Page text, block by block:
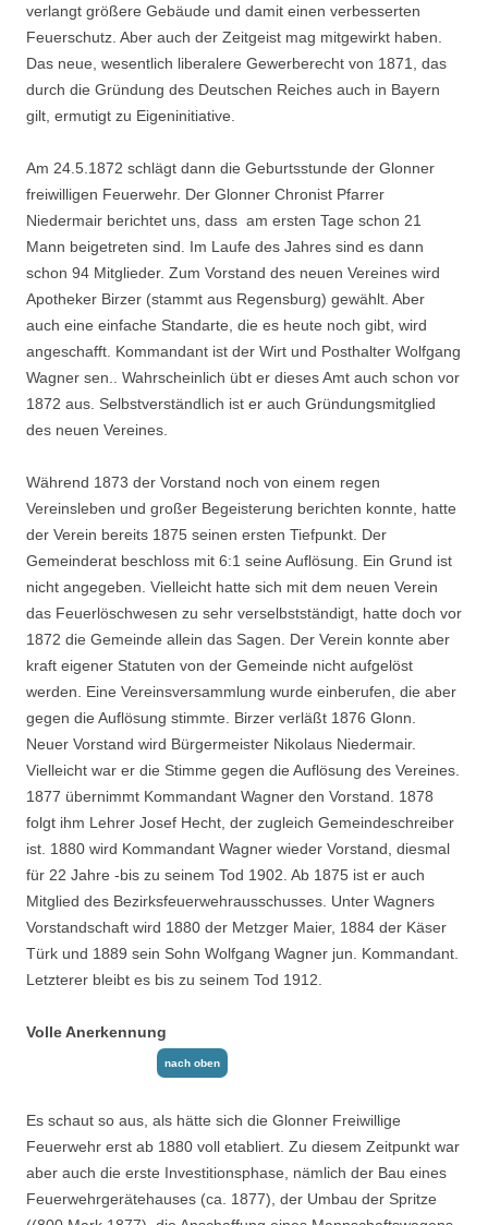
verlangt größere Gebäude und damit einen verbesserten
Feuerschutz. Aber auch der Zeitgeist mag mitgewirkt haben.
Das neue, wesentlich liberalere Gewerberecht von 1871, das
durch die Gründung des Deut­schen Reiches auch in Bayern
gilt, ermutigt zu Eigeninitiative.
Am 24.5.1872 schlägt dann die Geburtsstunde der Glonner
freiwilligen Feuerwehr. Der Glonner Chronist Pfarrer
Niedermair berichtet uns, dass am ersten Tage schon 21
Mann beigetreten sind. Im Laufe des Jahres sind es dann
schon 94 Mitglieder. Zum Vorstand des neuen Vereines wird
Apotheker Birzer (stammt aus Regensburg) gewählt. Aber
auch eine einfache Standarte, die es heute noch gibt, wird
angeschafft. Kommandant ist der Wirt und Posthalter Wolfgang
Wagner sen.. Wahrscheinlich übt er dieses Amt auch schon vor
1872 aus. Selbstverständlich ist er auch Gründungsmitglied
des neuen Vereines.
Während 1873 der Vorstand noch von einem regen
Vereinsleben und großer Begeisterung berichten konnte, hatte
der Verein bereits 1875 seinen ersten Tiefpunkt. Der
Gemeinderat beschloss mit 6:1 seine Auflösung. Ein Grund ist
nicht angegeben. Vielleicht hatte sich mit dem neuen Verein
das Feuerlöschwesen zu sehr verselbstständigt, hatte doch vor
1872 die Gemeinde allein das Sagen. Der Verein konnte aber
kraft eigener Statuten von der Ge­meinde nicht aufgelöst
werden. Eine Vereinsversammlung wurde einberufen, die aber
gegen die Auflösung stimmte. Birzer verläßt 1876 Glonn.
Neuer Vorstand wird Bürgermeister Nikolaus Niedermair.
Vielleicht war er die Stimme gegen die Auflösung des Vereines.
1877 übernimmt Kommandant Wagner den Vorstand. 1878
folgt ihm Lehrer Josef Hecht, der zugleich Gemeindeschreiber
ist. 1880 wird Kommandant Wagner wieder Vorstand, diesmal
für 22 Jahre -bis zu seinem Tod 1902. Ab 1875 ist er auch
Mitglied des Bezirksfeuerwehr­ausschusses. Unter Wagners
Vorstandschaft wird 1880 der Metzger Maier, 1884 der Käser
Türk und 1889 sein Sohn Wolfgang Wagner jun. Kommandant.
Letzterer bleibt es bis zu seinem Tod 1912.
Volle Anerkennung
nach oben
Es schaut so aus, als hätte sich die Glonner Freiwillige
Feuerwehr erst ab 1880 voll eta­bliert. Zu diesem Zeitpunkt war
aber auch die erste Investitionsphase, nämlich der Bau eines
Feuerwehrgerätehauses (ca. 1877), der Umbau der Spritze